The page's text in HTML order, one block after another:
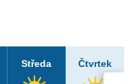
Středa Čtvrtek